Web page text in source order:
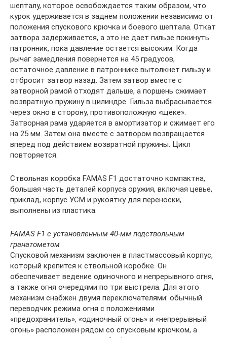
шепталу, которое освобождается таким образом, что
курок удерживается в заднем положении независимо от
положения спускового крючка и боевого шептала. Откат
затвора задерживается, а это не дает гильзе покинуть
патронник, пока давление остается высоким. Когда
рычаг замедления повернется на 45 градусов,
остаточное давление в патроннике вытолкнет гильзу и
отбросит затвор назад. Затем затвор вместе с
затворной рамой отходят дальше, а поршень сжимает
возвратную пружину в цилиндре. Гильза выбрасывается
через окно в сторону, противоположную «щеке».
Затворная рама ударяется в амортизатор и сжимает его
на 25 мм. Затем она вместе с затвором возвращается
вперед под действием возвратной пружины. Цикл
повторяется.
Ствольная коробка FAMAS F1 достаточно компактна,
большая часть деталей корпуса оружия, включая цевье,
приклад, корпус УСМ и рукоятку для переноски,
выполнены из пластика.
FAMAS F1 с установленным 40-мм подствольным
гранатометом
Спусковой механизм заключен в пластмассовый корпус,
который крепится к ствольной коробке. Он
обеспечивает ведение одиночного и непрерывного огня,
а также огня очередями по три выстрела. Для этого
механизм снабжен двумя переключателями: обычный
переводчик режима огня с положениями
«предохранитель», «одиночный огонь» и «непрерывный
огонь» расположен рядом со спусковым крючком, а